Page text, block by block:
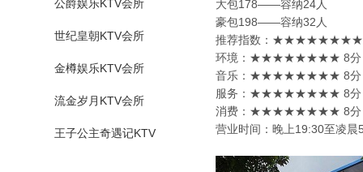
公爵娱乐KTV会所
世纪皇朝KTV会所
金樽娱乐KTV会所
流金岁月KTV会所
王子公主奇遇记KTV
大包178——容纳24人
豪包198——容纳32人
推荐指数：★★★★★★★★
环境：★★★★★★★★ 8分
音乐：★★★★★★★★ 8分
服务：★★★★★★★★ 8分
消费：★★★★★★★★ 8分
营业时间：晚上19:30至凌晨